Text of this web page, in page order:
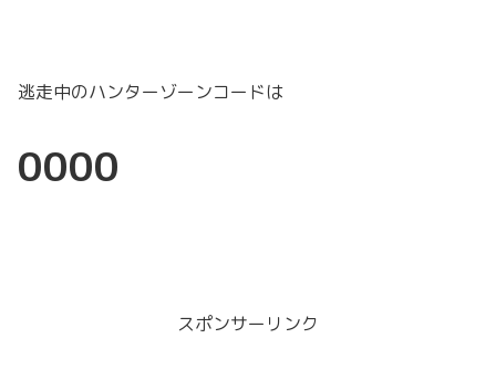
逃走中のハンターゾーンコードは
0000
スポンサーリンク